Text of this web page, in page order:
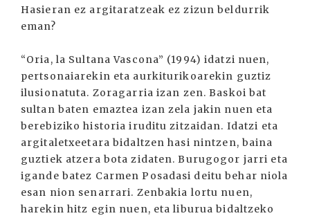
Hasieran ez argitaratzeak ez zizun beldurrik
eman?
“Oria, la Sultana Vascona” (1994) idatzi nuen,
pertsonaiarekin eta aurkiturikoarekin guztiz
ilusionatuta. Zoragarria izan zen. Baskoi bat
sultan baten emaztea izan zela jakin nuen eta
berebiziko historia iruditu zitzaidan. Idatzi eta
argitaletxeetara bidaltzen hasi nintzen, baina
guztiek atzera bota zidaten. Burugogor jarri eta
igande batez Carmen Posadasi deitu behar niola
esan nion senarrari. Zenbakia lortu nuen,
harekin hitz egin nuen, eta liburua bidaltzeko